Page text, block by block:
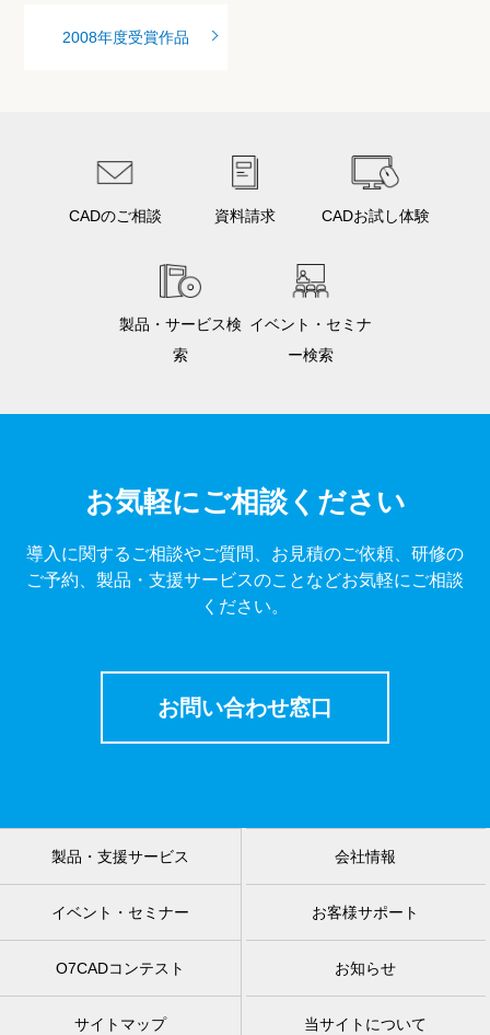
2008年度受賞作品
CADのご相談 資料請求 CADお試し体験
製品・サービス検
索
イベント・セミナ
ー検索
お気軽にご相談ください
導入に関するご相談やご質問、お見積のご依頼、研修の
ご予約、製品・支援サービスのことなどお気軽にご相談
ください。
お問い合わせ窓口
製品・支援サービス 会社情報
イベント・セミナー お客様サポート
O7CADコンテスト お知らせ
サイトマップ 当サイトについて